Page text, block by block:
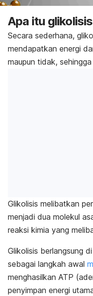
Apa itu
Secara sederhana,
mendapatkan energi
maupun tidak,
Glikolisis melibatkan
menjadi dua molekul
reaksi kimia yang
Glikolisis berlangsung
sebagai langkah awal
menghasilkan ATP
penyimpan energi